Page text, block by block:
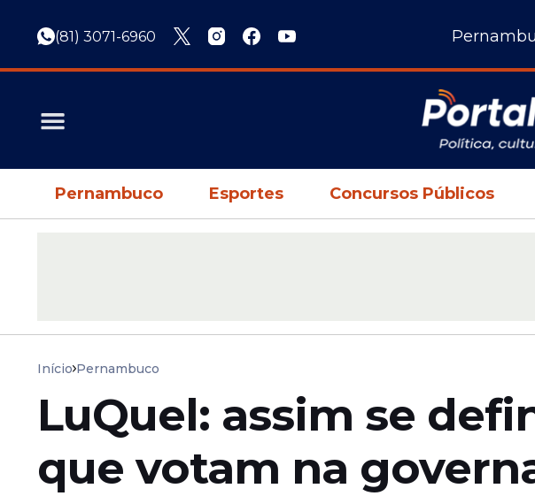
(81) 3071-6960
Pernambuco Esportes Concursos Públicos
Início Pernambuco
LuQuel: assim se
que votam na